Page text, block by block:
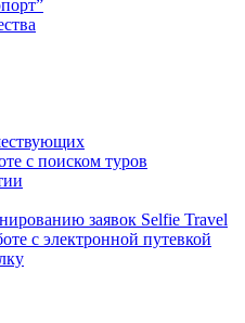
с поиском туров
заявок Selfie Travel
с электронной путевкой